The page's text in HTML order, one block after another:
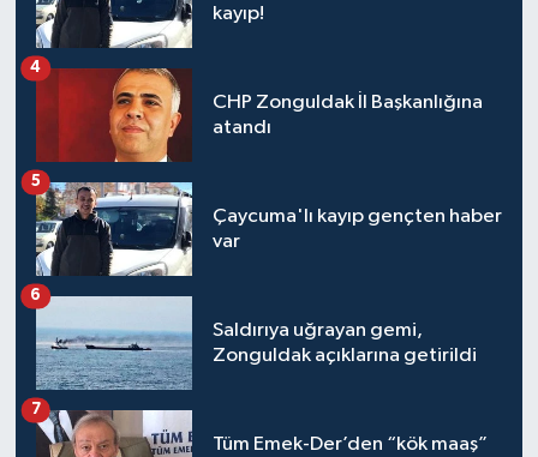
kayıp!
CHP Zonguldak İl Başkanlığına
atandı
4
Çaycuma'lı kayıp gençten haber
var
5
Saldırıya uğrayan gemi,
Zonguldak açıklarına getirildi
6
Tüm Emek-Der’den “kök maaş”
7